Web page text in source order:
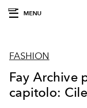
MENU
FASHION
Fay Archive
capitolo: Cile